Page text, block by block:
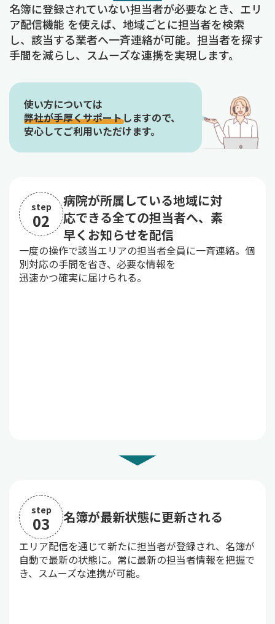
名簿に登録されていない担当者が必要なとき、エリ
ア配信機能 を使えば、地域ごとに担当者を検索
し、該当する業者へ一斉連絡が可能。担当者を探す
手間を減らし、スムーズな連携を実現します。
使い方については
弊社が手厚くサポートしますので、
安心してご利用いただけます。
step
02
病院が所属している地域に対
応できる全ての担当者へ、素
早くお知らせを配信
一度の操作で該当エリアの担当者全員に一斉連絡。個
別対応の手間を省き、必要な情報を
迅速かつ確実に届けられる。
step
03 名簿が最新状態に更新される
エリア配信を通じて新たに担当者が登録され、名簿が
自動で最新の状態に。常に最新の担当者情報を把握で
き、スムーズな連携が可能。